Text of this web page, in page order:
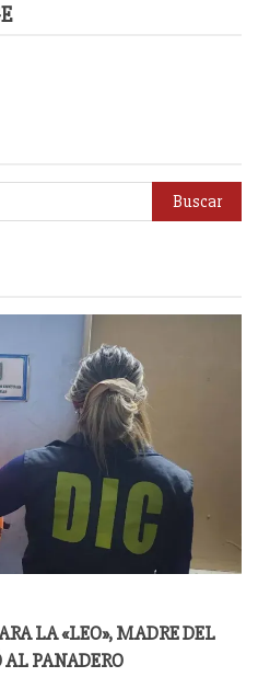
LA «LEO», MADRE DEL
PANADERO